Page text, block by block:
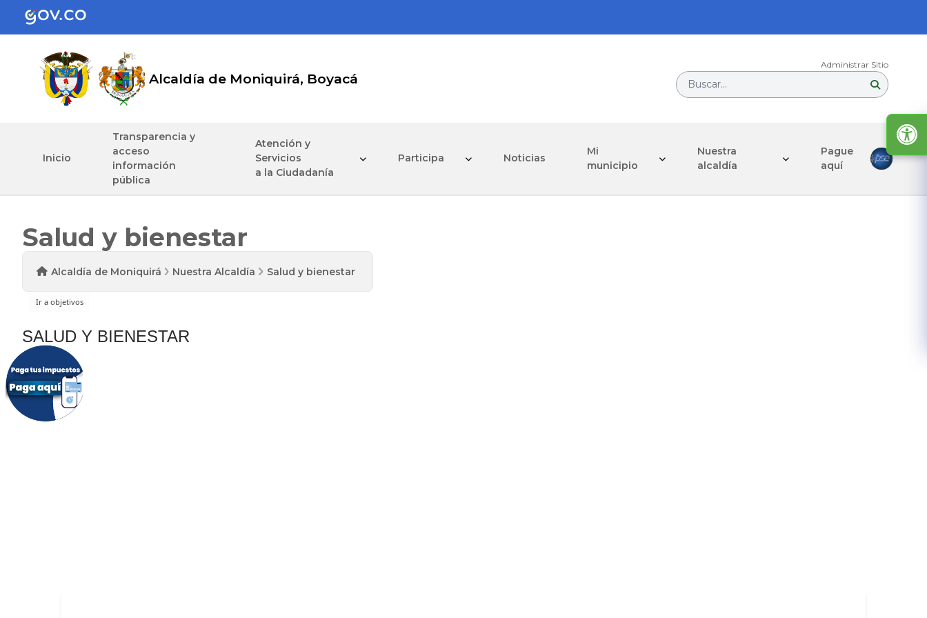
Alcaldía de Moniquirá, Boyacá
Administrar Sitio
Buscar...
Inicio
Transparencia y
acceso
información
pública
Atención y
Servicios
a la Ciudadanía
Participa Noticias
Mi
municipio
Nuestra
alcaldía
Pague
aquí
Salud y bienestar
Alcaldía de Moniquirá Nuestra Alcaldía Salud y bienestar
SALUD Y BIENESTAR